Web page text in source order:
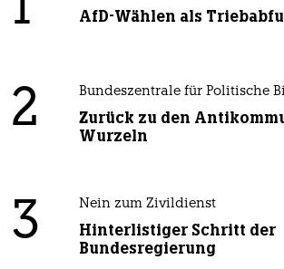
AfD-Wählen als
2 Bundeszentrale für Politische
Zurück zu den
Wurzeln
3 Nein zum Zivildienst
Hinterlistiger Schritt der
Bundesregierung